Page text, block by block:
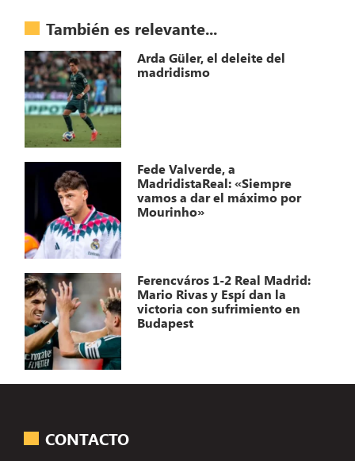
También es relevante...
Arda Güler, el deleite del
madridismo
Fede Valverde, a
MadridistaReal: «Siempre
vamos a dar el máximo por
Mourinho»
Ferencváros 1-2 Real Madrid:
Mario Rivas y Espí dan la
victoria con sufrimiento en
Budapest
CONTACTO